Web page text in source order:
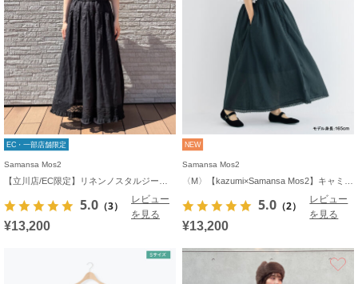
EC・一部店舗限定
Samansa Mos2
5.0 （3）
レビュー
を見る
¥13,200
NEW
Samansa Mos2
5.0 （2）
レビュー
を見る
¥13,200